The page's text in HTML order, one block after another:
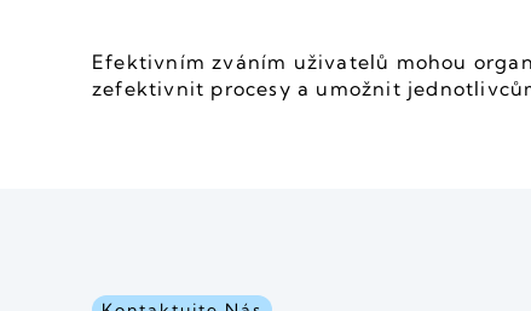
Efektivním zváním uživatelů mohou
zefektivnit procesy a umožnit